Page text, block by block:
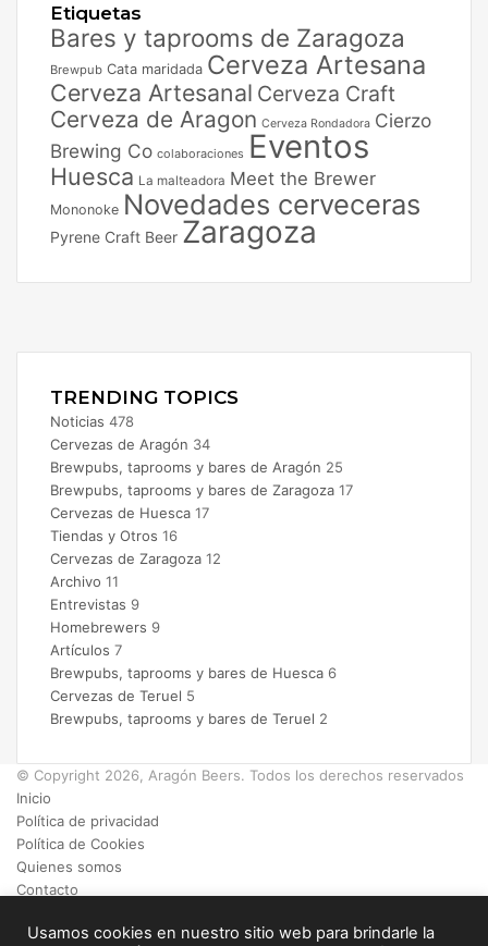
Etiquetas
Bares y taprooms de Zaragoza
Brewpub Cata maridada Cerveza Artesana
Cerveza Artesanal Cerveza Craft
Cerveza de Aragon Cerveza Rondadora Cierzo
Brewing Co colaboraciones Eventos
Huesca La malteadora Meet the Brewer
Mononoke Novedades cerveceras
Pyrene Craft Beer Zaragoza
TRENDING TOPICS
Noticias 478
Cervezas de Aragón 34
Brewpubs, taprooms y bares de Aragón 25
Brewpubs, taprooms y bares de Zaragoza 17
Cervezas de Huesca 17
Tiendas y Otros 16
Cervezas de Zaragoza 12
Archivo 11
Entrevistas 9
Homebrewers 9
Artículos 7
Brewpubs, taprooms y bares de Huesca 6
Cervezas de Teruel 5
Brewpubs, taprooms y bares de Teruel 2
© Copyright 2026, Aragón Beers. Todos los derechos reservados
Inicio
Política de privacidad
Política de Cookies
Quienes somos
Contacto
Usamos cookies en nuestro sitio web para brindarle la